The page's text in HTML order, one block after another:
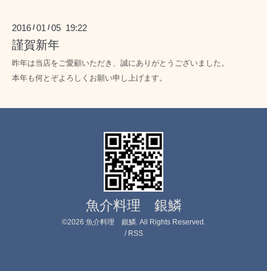
2016 /01 /05 19:22
謹賀新年
昨年は当店をご愛顧いただき、誠にありがとうございました。
本年も何とぞよろしくお願い申し上げます。
魚介料理 銀鱗
©2026 魚介料理 銀鱗. All Rights Reserved.
/ RSS